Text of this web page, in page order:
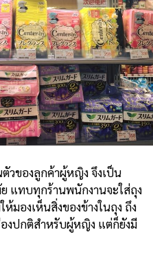
วของลูกค้าผู้หญิง จึงเป็น
แทบทุกร้านพนักงานจะใส่ถุง
มองเห็นสิ่งของข้างในถุง ถึง
งปกติสำหรับผู้หญิง แต่ก็ยังมี